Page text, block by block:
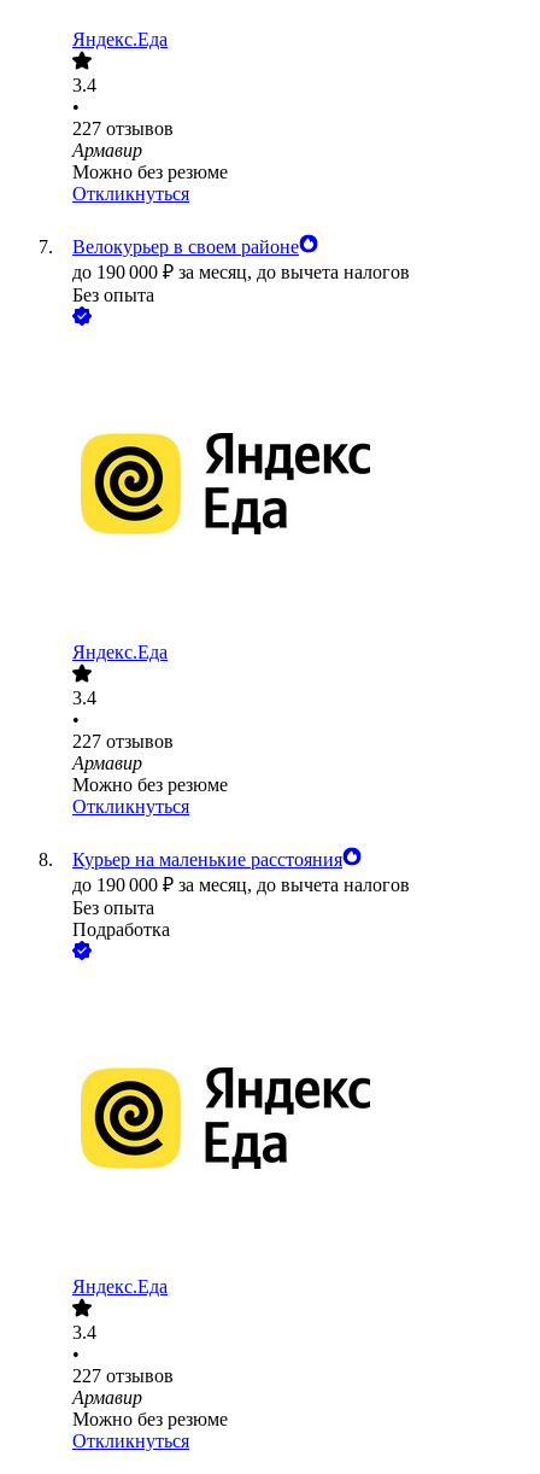
Яндекс.Еда
3.4
•
227 отзывов
Армавир
Можно без резюме
Откликнуться
Велокурьер в своем районе
до 190 000 ₽ за месяц, до вычета налогов
Без опыта
Яндекс.Еда
3.4
•
227 отзывов
Армавир
Можно без резюме
Откликнуться
Курьер на маленькие расстояния
до 190 000 ₽ за месяц, до вычета налогов
Без опыта
Подработка
Яндекс.Еда
3.4
•
227 отзывов
Армавир
Можно без резюме
Откликнуться